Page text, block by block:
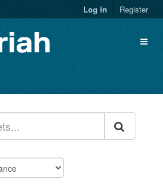
Log in Register